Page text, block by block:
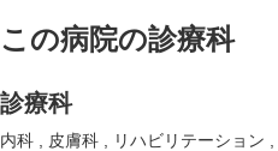
この病院の診療科
診療科
内科 皮膚科 リハビリテーション